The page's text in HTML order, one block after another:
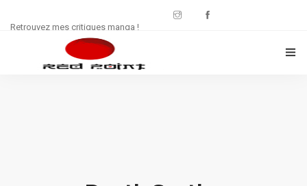
Retrouvez mes critiques manga !